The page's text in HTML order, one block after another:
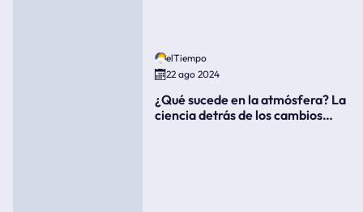
elTiempo
22 ago 2024
¿Qué sucede en la atmósfera? La
ciencia detrás de los cambios